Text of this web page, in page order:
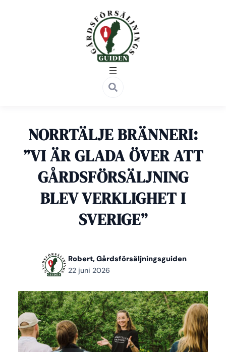
NORRTÄLJE BRÄNNERI:
”VI ÄR GLADA ÖVER ATT
GÅRDSFÖRSÄLJNING
BLEV VERKLIGHET I
SVERIGE”
Robert, Gårdsförsäljningsguiden
22 juni 2026